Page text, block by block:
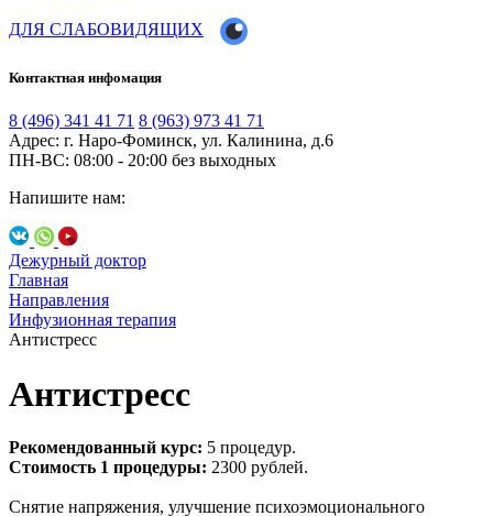
ДЛЯ СЛАБОВИДЯЩИХ
Контактная инфомация
8 (496) 341 41 71 8 (963) 973 41 71
Адрес: г. Наро-Фоминск, ул. Калинина, д.6
ПН-ВС: 08:00 - 20:00 без выходных
Напишите нам:
Дежурный доктор
Главная
Направления
Инфузионная терапия
Антистресс
Антистресс
Рекомендованный курс: 5 процедур.
Стоимость 1 процедуры: 2300 рублей.
Снятие напряжения, улучшение психоэмоционального